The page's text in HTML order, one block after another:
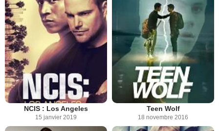
NCIS : Los Angeles
15 janvier 2019
Teen Wolf
18 novembre 2016